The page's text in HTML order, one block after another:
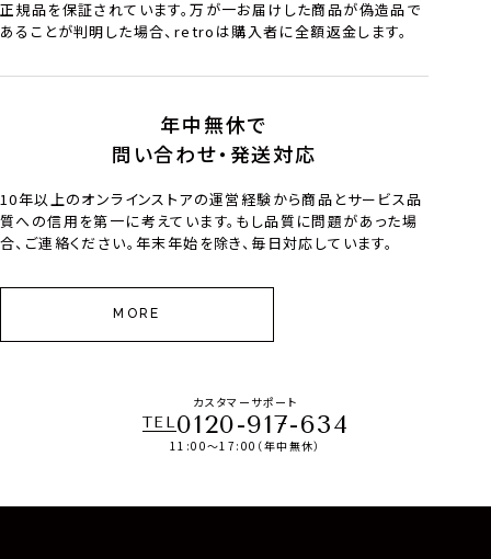
正規品を保証されています。万が一お届けした商品が偽造品で
あることが判明した場合、retroは購入者に全額返金します。
年中無休で
問い合わせ・発送対応
10年以上のオンラインストアの運営経験から商品とサービス品
質への信用を第一に考えています。もし品質に問題があった場
合、ご連絡ください。年末年始を除き、毎日対応しています。
MORE
カスタマーサポート
TEL0120-917-634
11:00～17:00（年中無休）